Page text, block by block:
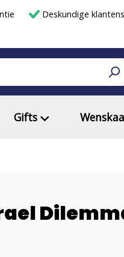
Deskundige
Gifts